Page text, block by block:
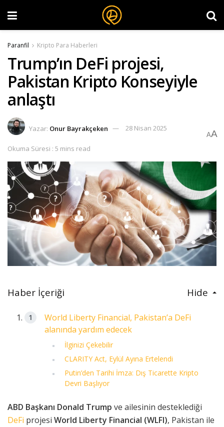
Paranfil Kripto Para Haberleri
Trump’ın DeFi projesi,
Pakistan Kripto Konseyiyle
anlaştı
Yazar: Onur Bayrakçeken 28 Nisan 2025
Okuma Süresi : 5 mins read
AA
Haber İçeriği Hide
World Liberty Financial, Pakistan’a DeFi
alanında yardım edecek
İlginizi Çekebilir
CLARITY Act, Eylül Ayına Ertelendi
Putin’den Tarihi İmza: Dış Ticarette Kripto
Devri Başlıyor
ABD Başkanı Donald Trump ve ailesinin desteklediği
DeFi projesi World Liberty Financial (WLFI), Pakistan ile